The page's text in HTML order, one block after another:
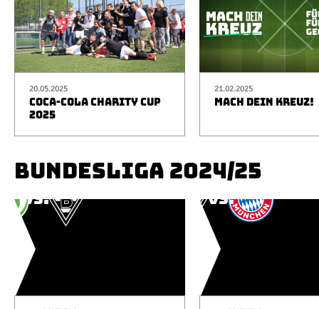
20.05.2025
COCA-COLA CHARITY CUP
2025
21.02.2025
MACH DEIN KREUZ!
BUNDESLIGA 2024/25